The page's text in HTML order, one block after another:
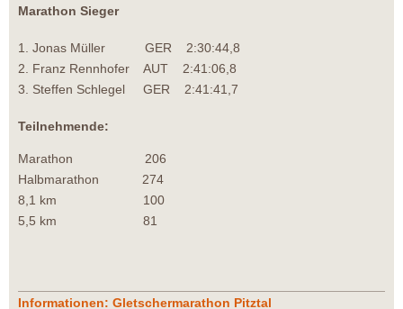
Marathon Sieger
1. Jonas Müller GER 2:30:44,8
2. Franz Rennhofer AUT 2:41:06,8
3. Steffen Schlegel GER 2:41:41,7
Teilnehmende:
Marathon 206
Halbmarathon 274
8,1 km 100
5,5 km 81
Informationen: Gletschermarathon Pitztal